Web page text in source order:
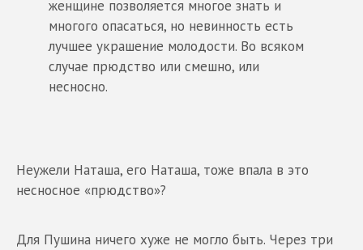
женщине позволяется многое знать и
многого опасаться, но невинность есть
лучшее украшение молодости. Во всяком
случае прюдство или смешно, или
несносно.
Неужели Наташа, его Наташа, тоже впала в это
несносное «прюдство»?
Для Пушина ничего хуже не могло быть. Через три